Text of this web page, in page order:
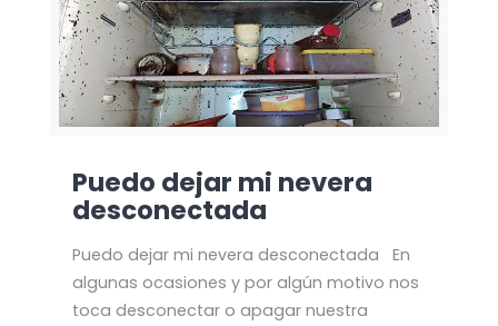
Puedo dejar mi nevera
desconectada
Puedo dejar mi nevera desconectada En
algunas ocasiones y por algún motivo nos
toca desconectar o apagar nuestra